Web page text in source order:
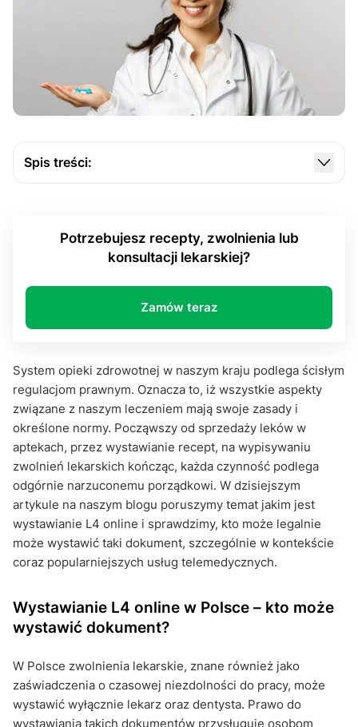
Spis treści:
Wystawianie L4 online – jak to działa?
Kto może korzystać z takiej opcji?
Potrzebujesz recepty, zwolnienia lub
konsultacji lekarskiej?
Zamów teraz
System opieki zdrowotnej w naszym kraju podlega ścisłym
regulacjom prawnym. Oznacza to, iż wszystkie aspekty
związane z naszym leczeniem mają swoje zasady i
określone normy. Począwszy od sprzedaży leków w
aptekach, przez wystawianie recept, na wypisywaniu
zwolnień lekarskich kończąc, każda czynność podlega
odgórnie narzuconemu porządkowi. W dzisiejszym
artykule na naszym blogu poruszymy temat jakim jest
wystawianie L4 online i sprawdzimy, kto może legalnie
może wystawić taki dokument, szczególnie w kontekście
coraz popularniejszych usług telemedycznych.
Wystawianie L4 online w Polsce – kto może
wystawić dokument?
W Polsce zwolnienia lekarskie, znane również jako
zaświadczenia o czasowej niezdolności do pracy, może
wystawić wyłącznie lekarz oraz dentysta. Prawo do
wystawiania takich dokumentów przysługuje osobom